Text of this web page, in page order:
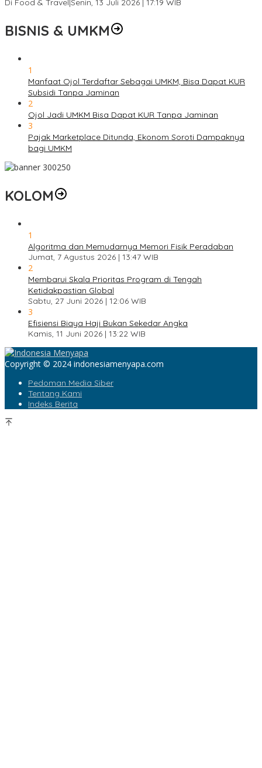
Di Food & Travel|Senin, 13 Juli 2026 | 17:19 WIB
BISNIS & UMKM
1
Manfaat Ojol Terdaftar Sebagai UMKM, Bisa Dapat KUR
Subsidi Tanpa Jaminan
2
Ojol Jadi UMKM Bisa Dapat KUR Tanpa Jaminan
3
Pajak Marketplace Ditunda, Ekonom Soroti Dampaknya
bagi UMKM
KOLOM
1
Algoritma dan Memudarnya Memori Fisik Peradaban
Jumat, 7 Agustus 2026 | 13:47 WIB
2
Membarui Skala Prioritas Program di Tengah
Ketidakpastian Global
Sabtu, 27 Juni 2026 | 12:06 WIB
3
Efisiensi Biaya Haji Bukan Sekedar Angka
Kamis, 11 Juni 2026 | 13:22 WIB
Copyright © 2024 indonesiamenyapa.com
Pedoman Media Siber
Tentang Kami
Indeks Berita